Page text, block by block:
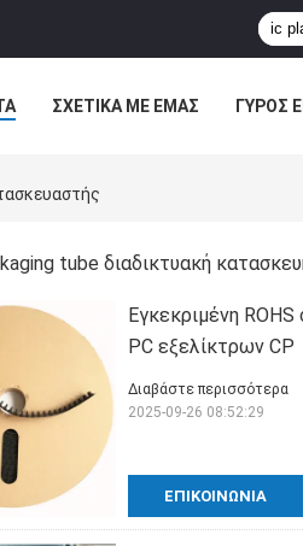
ΣΧΕΤΙΚΆ ΜΕ ΕΜΆΣ ΓΎΡΟΣ
tube διαδικτυακή
Εγκεκριμένη
PC εξελίκτρων CP
ΕΠΙΚΟΙΝΩΝΊΑ
Διαβάστε περισσότερα
2025-09-26 08:52:29